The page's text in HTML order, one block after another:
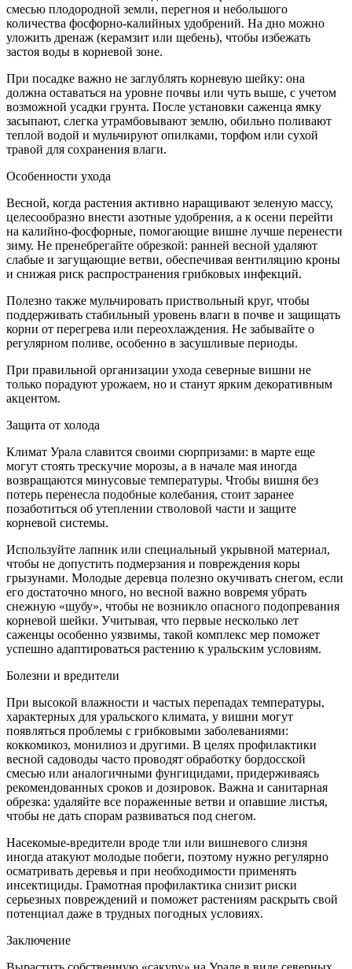
смесью плодородной земли, перегноя и небольшого
количества фосфорно-калийных удобрений. На дно можно
уложить дренаж (керамзит или щебень), чтобы избежать
застоя воды в корневой зоне.
При посадке важно не заглублять корневую шейку: она
должна оставаться на уровне почвы или чуть выше, с учетом
возможной усадки грунта. После установки саженца ямку
засыпают, слегка утрамбовывают землю, обильно поливают
теплой водой и мульчируют опилками, торфом или сухой
травой для сохранения влаги.
Особенности ухода
Весной, когда растения активно наращивают зеленую массу,
целесообразно внести азотные удобрения, а к осени перейти
на калийно-фосфорные, помогающие вишне лучше перенести
зиму. Не пренебрегайте обрезкой: ранней весной удаляют
слабые и загущающие ветви, обеспечивая вентиляцию кроны
и снижая риск распространения грибковых инфекций.
Полезно также мульчировать приствольный круг, чтобы
поддерживать стабильный уровень влаги в почве и защищать
корни от перегрева или переохлаждения. Не забывайте о
регулярном поливе, особенно в засушливые периоды.
При правильной организации ухода северные вишни не
только порадуют урожаем, но и станут ярким декоративным
акцентом.
Защита от холода
Климат Урала славится своими сюрпризами: в марте еще
могут стоять трескучие морозы, а в начале мая иногда
возвращаются минусовые температуры. Чтобы вишня без
потерь перенесла подобные колебания, стоит заранее
позаботиться об утеплении стволовой части и защите
корневой системы.
Используйте лапник или специальный укрывной материал,
чтобы не допустить подмерзания и повреждения коры
грызунами. Молодые деревца полезно окучивать снегом, если
его достаточно много, но весной важно вовремя убрать
снежную «шубу», чтобы не возникло опасного подопревания
корневой шейки. Учитывая, что первые несколько лет
саженцы особенно уязвимы, такой комплекс мер поможет
успешно адаптироваться растению к уральским условиям.
Болезни и вредители
При высокой влажности и частых перепадах температуры,
характерных для уральского климата, у вишни могут
появляться проблемы с грибковыми заболеваниями:
коккомикоз, монилиоз и другими. В целях профилактики
весной садоводы часто проводят обработку бордосской
смесью или аналогичными фунгицидами, придерживаясь
рекомендованных сроков и дозировок. Важна и санитарная
обрезка: удаляйте все пораженные ветви и опавшие листья,
чтобы не дать спорам развиваться под снегом.
Насекомые-вредители вроде тли или вишневого слизня
иногда атакуют молодые побеги, поэтому нужно регулярно
осматривать деревья и при необходимости применять
инсектициды. Грамотная профилактика снизит риски
серьезных повреждений и поможет растениям раскрыть свой
потенциал даже в трудных погодных условиях.
Заключение